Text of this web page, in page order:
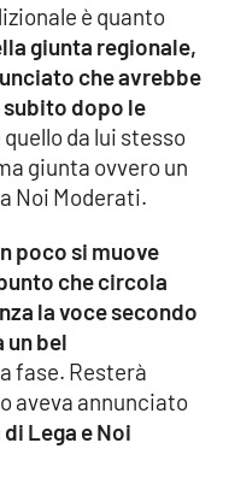
è quanto
giunta regionale,
che avrebbe
subito dopo le
da lui stesso
giunta ovvero un
Noi Moderati.
poco si muove
che circola
la voce secondo
un bel
fase. Resterà
aveva annunciato
Lega e Noi